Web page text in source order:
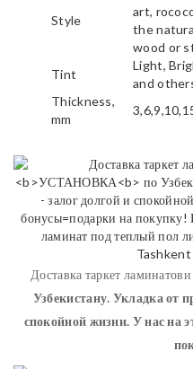
Style
art,
the
wood or
Tint
Light,
and
Thickness,
mm
Доставка таркет
Узбекистану. Укладка от
спокойной жизни. У нас на